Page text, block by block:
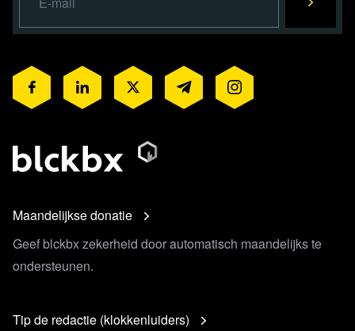
Maandelijkse donatie
Geef blckbx zekerheid door automatisch maandelijks te
ondersteunen.
Tip de redactie (klokkenluiders)